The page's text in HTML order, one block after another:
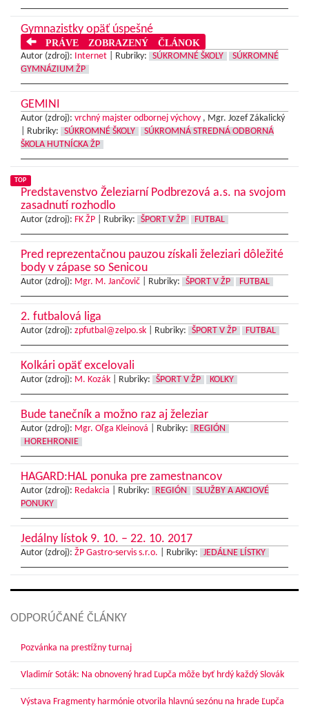
Gymnazistky opäť úspešné
PRÁVE ZOBRAZENÝ ČLÁNOK
Autor (zdroj): Internet Rubriky: SÚKROMNÉ ŠKOLY
SÚKROMNÉ
GYMNÁZIUM ŽP
GEMINI
Autor (zdroj): vrchný majster odbornej výchovy , Mgr. Jozef Zákalický
Rubriky: SÚKROMNÉ ŠKOLY
SÚKROMNÁ STREDNÁ ODBORNÁ
ŠKOLA HUTNÍCKA ŽP
TOP
Predstavenstvo Železiarní Podbrezová a.s. na svojom
zasadnutí rozhodlo
Autor (zdroj): FK ŽP Rubriky: ŠPORT V ŽP FUTBAL
Pred reprezentačnou pauzou získali železiari dôležité
body v zápase so Senicou
Autor (zdroj): Mgr. M. Jančovič Rubriky: ŠPORT V ŽP FUTBAL
2. futbalová liga
Autor (zdroj): zpfutbal@zelpo.sk Rubriky: ŠPORT V ŽP FUTBAL
Kolkári opäť excelovali
Autor (zdroj): M. Kozák Rubriky: ŠPORT V ŽP KOLKY
Bude tanečník a možno raz aj železiar
Autor (zdroj): Mgr. Oľga Kleinová Rubriky:
REGIÓN
HOREHRONIE
HAGARD:HAL ponuka pre zamestnancov
Autor (zdroj): Redakcia Rubriky: REGIÓN
SLUŽBY A AKCIOVÉ
PONUKY
Jedálny lístok 9. 10. – 22. 10. 2017
Autor (zdroj): ŽP Gastro-servis s.r.o. Rubriky: JEDÁLNE LÍSTKY
ODPORÚČANÉ ČLÁNKY
Pozvánka na prestížny turnaj
Vladimír Soták: Na obnovený hrad Ľupča môže byť hrdý každý Slovák
Výstava Fragmenty harmónie otvorila hlavnú sezónu na hrade Ľupča